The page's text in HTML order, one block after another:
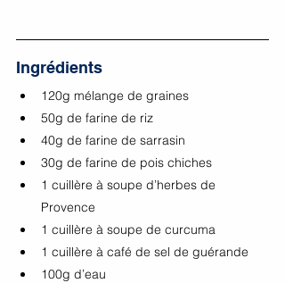
Ingrédients
120g mélange de graines
50g de farine de riz
40g de farine de sarrasin
30g de farine de pois chiches
1 cuillère à soupe d’herbes de
Provence
1 cuillère à soupe de curcuma
1 cuillère à café de sel de guérande
100g d’eau